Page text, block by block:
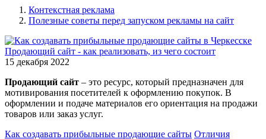
Контекстная реклама
Полезные советы перед запуском рекламы на сайт
Продающий сайт - как реализовать, из чего состоит
15 декабря 2022
Продающий сайт – это ресурс, который предназначен для
мотивирования посетителей к оформлению покупок. В
оформлении и подаче материалов его ориентация на продажи
товаров или заказ услуг.
Как создавать прибыльные продающие сайты Отличия